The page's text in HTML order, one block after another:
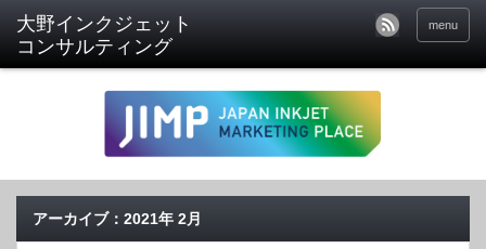
menu
アーカイブ：2021年 2月